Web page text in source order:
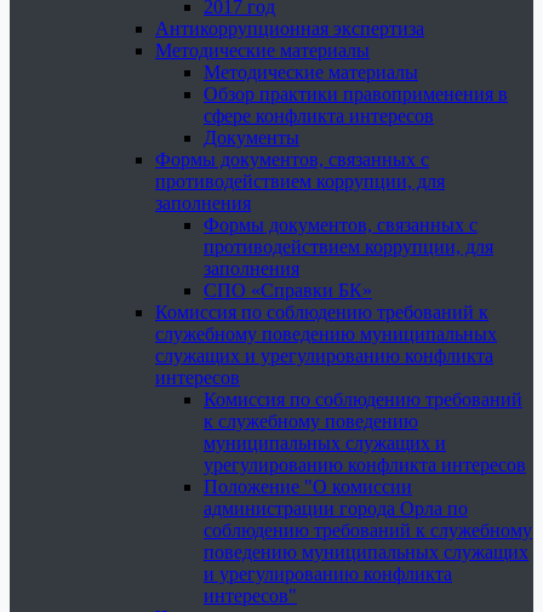
2017 год
Антикоррупционная экспертиза
Методические материалы
Методические материалы
Обзор практики правоприменения в
сфере конфликта интересов
Документы
Формы документов, связанных с
противодействием коррупции, для
заполнения
Формы документов, связанных с
противодействием коррупции, для
заполнения
СПО «Справки БК»
Комиссия по соблюдению требований к
служебному поведению муниципальных
служащих и урегулированию конфликта
интересов
Комиссия по соблюдению требований
к служебному поведению
муниципальных служащих и
урегулированию конфликта интересов
Положение "О комиссии
администрации города Орла по
соблюдению требований к служебному
поведению муниципальных служащих
и урегулированию конфликта
интересов"